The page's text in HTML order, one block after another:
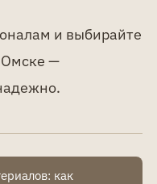
и выбирайте
Омске —
как